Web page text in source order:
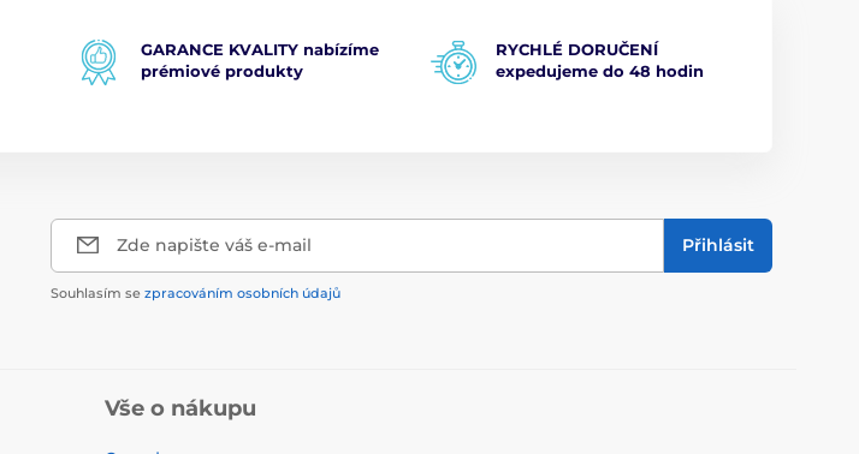
GARANCE KVALITY nabízíme
prémiové produkty
RYCHLÉ DORUČENÍ
expedujeme do 48 hodin
Zde napište váš e-mail Přihlásit
Souhlasím se zpracováním osobních údajů
Vše o nákupu